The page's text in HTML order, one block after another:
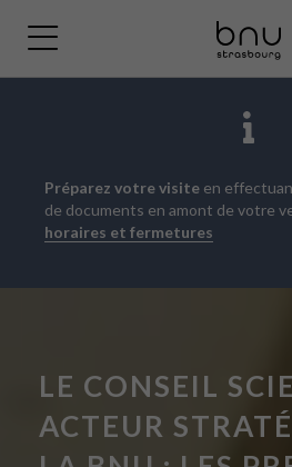
Aller
au
menu
Aller
au
contenu
Aller
à
la
Préparez votre visite en
de documents en amont de votre
horaires et fermetures
LE CONSEIL
ACTEUR